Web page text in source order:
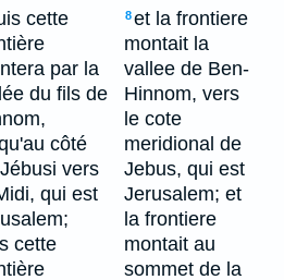
cette
par la
du fils de
côté
vers
qui est
cette
8et la frontiere
montait la
vallee de Ben-
Hinnom, vers
le cote
meridional de
Jebus, qui est
Jerusalem; et
la frontiere
montait au
sommet de la